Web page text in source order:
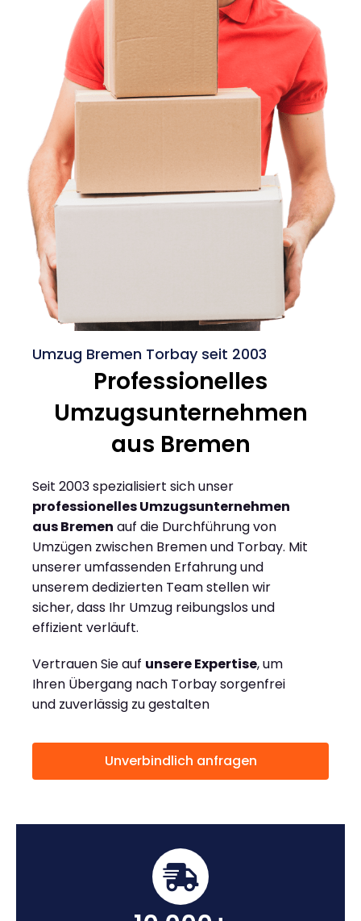
Umzug Bremen Torbay seit 2003
Professionelles
Umzugsunternehmen
aus Bremen
Seit 2003 spezialisiert sich unser
professionelles Umzugsunternehmen
aus Bremen auf die Durchführung von
Umzügen zwischen Bremen und Torbay. Mit
unserer umfassenden Erfahrung und
unserem dedizierten Team stellen wir
sicher, dass Ihr Umzug reibungslos und
effizient verläuft.
Vertrauen Sie auf unsere Expertise, um
Ihren Übergang nach Torbay sorgenfrei
und zuverlässig zu gestalten
Unverbindlich anfragen